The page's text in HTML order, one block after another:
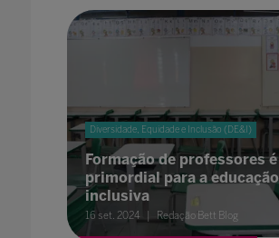
Diversidade, Equidade e Inclusão (DE&I)
Formação de professores é
primordial para a educação
inclusiva
16 set. 2024 Redação Bett Blog